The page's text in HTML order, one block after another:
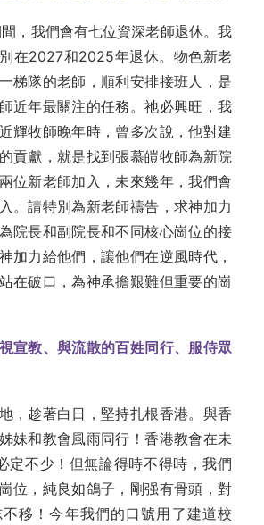
，我們會有七位資深老師退休。我
在2027和2025年退休。物色新老
梯隊的老師，順利安排接班人，是
近年最關注的任務。祂必興旺，我
輝牧師晚年時，曾多次說，他對建
貢獻，就是找到張慕皚牧師為新院
位新老師加入，未來幾年，我們會
。請特別為新老師禱告，求神加力
院長和副院長和不同核心崗位的接
加力給他們，讓他們在逆風時代，
在破口，為神承擔艱難但重要的崗
宣教、與流散的百姓同行、服侍眾
，趁著白日，堅持扎根香港。與香
妹和教會風雨同行！香港教會在未
定不少！但無論得時不得時，我們
位，純良如鴿子，剛强有骨頭，對
移！今年我們的口號用了建道校